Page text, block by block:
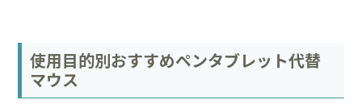
使用目的別おすすめペンタブレット代替
マウス